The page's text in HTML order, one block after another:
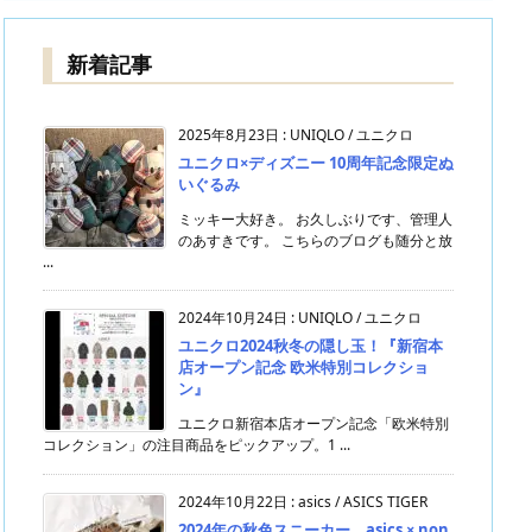
新着記事
2025年8月23日 : UNIQLO / ユニクロ
ユニクロ×ディズニー 10周年記念限定ぬ
いぐるみ
ミッキー大好き。 お久しぶりです、管理人
のあすきです。 こちらのブログも随分と放
...
2024年10月24日 : UNIQLO / ユニクロ
ユニクロ2024秋冬の隠し玉！『新宿本
店オープン記念 欧米特別コレクショ
ン』
ユニクロ新宿本店オープン記念「欧米特別
コレクション」の注目商品をピックアップ。1 ...
2024年10月22日 :asics / ASICS TIGER